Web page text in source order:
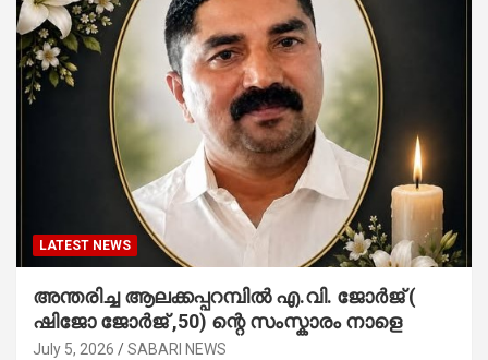
LATEST NEWS
അന്തരിച്ച ആ​ല​ക്ക​പ്പ​റമ്പിൽ​ എ.​വി. ജോ​ർ​ജ് (
ഷിജോ ജോർജ് ,50) ന്റെ സംസ്കാരം നാളെ
July 5, 2026 SABARI NEWS